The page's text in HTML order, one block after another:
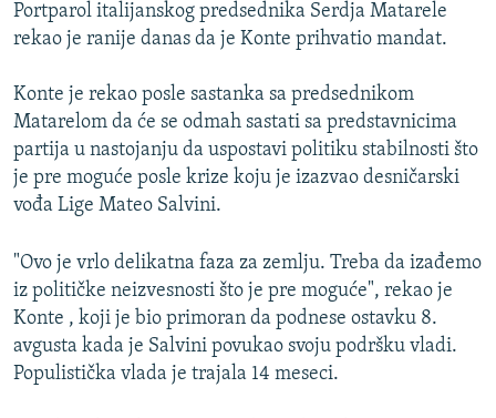
Portparol italijanskog predsednika Serdja Matarele
rekao je ranije danas da je Konte prihvatio mandat.
Konte je rekao posle sastanka sa predsednikom
Matarelom da će se odmah sastati sa predstavnicima
partija u nastojanju da uspostavi politiku stabilnosti što
je pre moguće posle krize koju je izazvao desničarski
vođa Lige Mateo Salvini.
"Ovo je vrlo delikatna faza za zemlju. Treba da izađemo
iz političke neizvesnosti što je pre moguće", rekao je
Konte , koji je bio primoran da podnese ostavku 8.
avgusta kada je Salvini povukao svoju podršku vladi.
Populistička vlada je trajala 14 meseci.